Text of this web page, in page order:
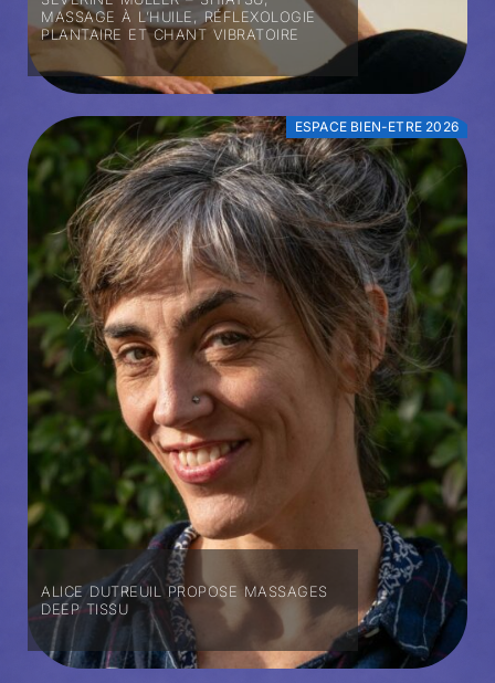
MASSAGE À L’HUILE, RÉFLEXOLOGIE
PLANTAIRE ET CHANT VIBRATOIRE
ESPACE BIEN-ETRE 2026
ALICE DUTREUIL PROPOSE MASSAGES
DEEP TISSU